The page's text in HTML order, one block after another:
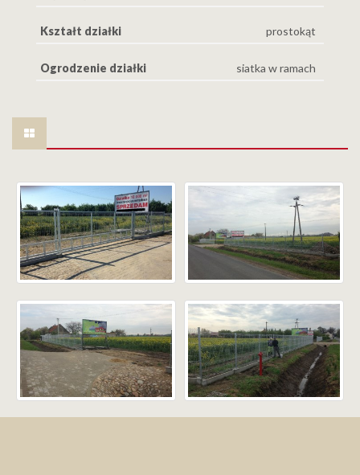
Kształt działki prostokąt
Ogrodzenie działki siatka w ramach